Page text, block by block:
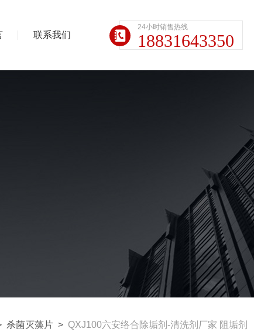
联系我们
24小时销售热线
18831643350
杀菌灭藻片 > QXJ100六安络合除垢剂-清洗剂厂家 阻垢剂